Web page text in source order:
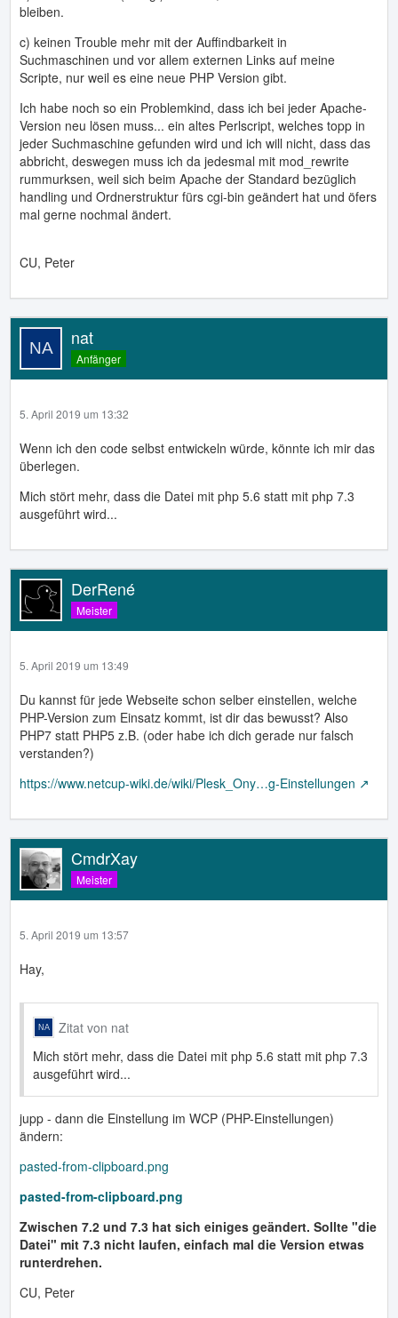
bleiben.
c) keinen Trouble mehr mit der Auffindbarkeit in
Suchmaschinen und vor allem externen Links auf meine
Scripte, nur weil es eine neue PHP Version gibt.
Ich habe noch so ein Problemkind, dass ich bei jeder Apache-
Version neu lösen muss... ein altes Perlscript, welches topp in
jeder Suchmaschine gefunden wird und ich will nicht, dass das
abbricht, deswegen muss ich da jedesmal mit mod_rewrite
rummurksen, weil sich beim Apache der Standard bezüglich
handling und Ordnerstruktur fürs cgi-bin geändert hat und öfers
mal gerne nochmal ändert.
CU, Peter
nat
Anfänger
5. April 2019 um 13:32
Wenn ich den code selbst entwickeln würde, könnte ich mir das
überlegen.
Mich stört mehr, dass die Datei mit php 5.6 statt mit php 7.3
ausgeführt wird...
DerRené
Meister
5. April 2019 um 13:49
Du kannst für jede Webseite schon selber einstellen, welche
PHP-Version zum Einsatz kommt, ist dir das bewusst? Also
PHP7 statt PHP5 z.B. (oder habe ich dich gerade nur falsch
verstanden?)
https://www.netcup-wiki.de/wiki/Plesk_Ony…g-Einstellungen
CmdrXay
Meister
5. April 2019 um 13:57
Hay,
Zitat von nat
Mich stört mehr, dass die Datei mit php 5.6 statt mit php 7.3
ausgeführt wird...
jupp - dann die Einstellung im WCP (PHP-Einstellungen)
ändern:
pasted-from-clipboard.png
pasted-from-clipboard.png
Zwischen 7.2 und 7.3 hat sich einiges geändert. Sollte "die
Datei" mit 7.3 nicht laufen, einfach mal die Version etwas
runterdrehen.
CU, Peter